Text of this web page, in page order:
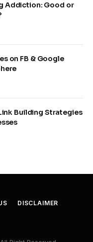
Addiction: Good or
on FB & Google
Building Strategies
DISCLAIMER